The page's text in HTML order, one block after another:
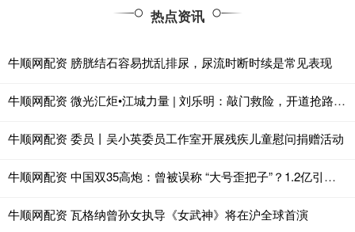
热点资讯
牛顺网配资 膀胱结石容易扰乱排尿，尿流时断时续是常见表现
牛顺网配资 微光汇炬•江城力量 | 刘乐明：敲门救险，开道抢路！他是一名外卖小哥，也是一名义警
牛顺网配资 委员丨吴小英委员工作室开展残疾儿童慰问捐赠活动
牛顺网配资 中国双35高炮：曾被误称 “大号歪把子”？1.2亿引进如今出口创汇
牛顺网配资 瓦格纳曾孙女执导《女武神》将在沪全球首演